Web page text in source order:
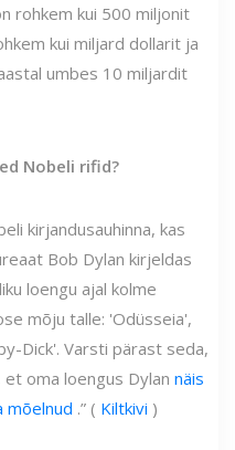
rohkem kui 500 miljonit
kui miljard dollarit ja
umbes 10 miljardit
Nobeli rifid?
kirjandusauhinna, kas
Bob Dylan kirjeldas
loengu ajal kolme
mõju talle: 'Odüsseia',
Dick'. Varsti pärast seda,
et oma loengus Dylan näis
mõelnud .” ( Kiltkivi )